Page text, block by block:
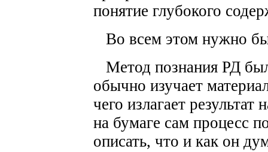
понятие глубокого
Во всем этом нужно
Метод познания РД
обычно изучает
чего излагает
на бумаге сам процесс
описать, что и как он